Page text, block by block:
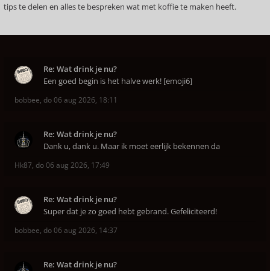
tips te delen en alles te bespreken wat met koffie te maken heeft.
Re: Wat drink je nu?
Een goed begin is het halve werk! [emoji6]
bobbee, do 06 aug 2026, 18:11
Re: Wat drink je nu?
Dank u, dank u. Maar ik moet eerlijk bekennen da
Hk87, do 06 aug 2026, 17:49
Re: Wat drink je nu?
Super dat je zo goed hebt gebrand. Gefeliciteerd!
bobbee, do 06 aug 2026, 14:37
Re: Wat drink je nu?